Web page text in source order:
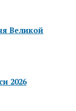
Великой
2026